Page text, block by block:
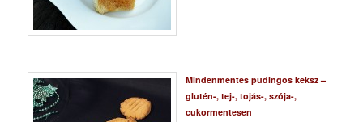
Mindenmentes pudingos keksz –
glutén-, tej-, tojás-, szója-,
cukormentesen